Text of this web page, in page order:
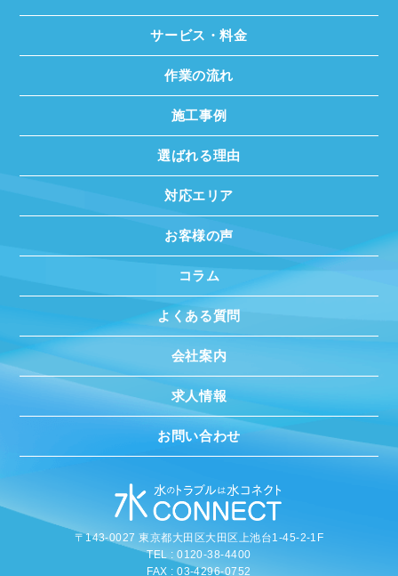
サービス・料金
作業の流れ
施工事例
選ばれる理由
対応エリア
お客様の声
コラム
よくある質問
会社案内
求人情報
お問い合わせ
〒143-0027 東京都大田区大田区上池台1-45-2-1F
TEL : 0120-38-4400
FAX : 03-4296-0752